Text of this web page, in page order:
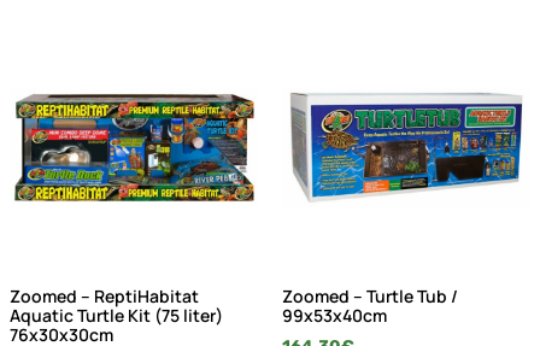
Zoomed – ReptiHabitat
Aquatic Turtle Kit (75 liter)
76x30x30cm
Zoomed – Turtle Tub /
99x53x40cm